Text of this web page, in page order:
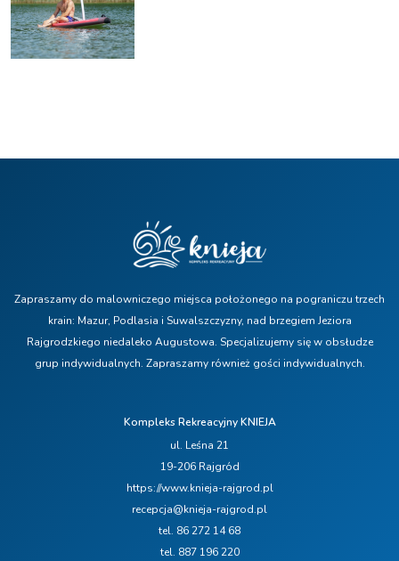
Zapraszamy do malowniczego miejsca położonego na pograniczu trzech
krain: Mazur, Podlasia i Suwalszczyzny, nad brzegiem Jeziora
Rajgrodzkiego niedaleko Augustowa. Specjalizujemy się w obsłudze
grup indywidualnych. Zapraszamy również gości indywidualnych.
Kompleks Rekreacyjny KNIEJA
ul. Leśna 21
19-206 Rajgród
https://www.knieja-rajgrod.pl
recepcja@knieja-rajgrod.pl
tel. 86 272 14 68
tel. 887 196 220